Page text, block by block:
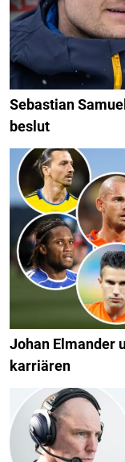
Sebastian
beslut
Johan Elmander
karriären